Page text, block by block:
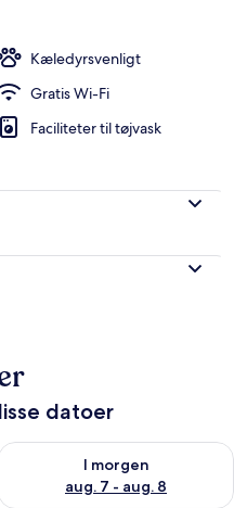
Kæledyrsvenligt
Gratis Wi-Fi
Faciliteter til tøjvask
datoer
6 - aug. 7
I morgen
aug. 7 - aug. 8
Tjek tilgængelighed for i